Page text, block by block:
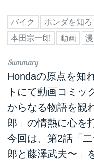
バイク ホンダを知ろ
本田宗一郎
動画
Hondaの原点を知
トにて動画コミッ
からなる物語を観
郎」の情熱に心を
今回は、第2話「
郎と藤澤武夫〜」